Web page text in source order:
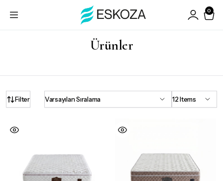
0
Ürünler
Filter